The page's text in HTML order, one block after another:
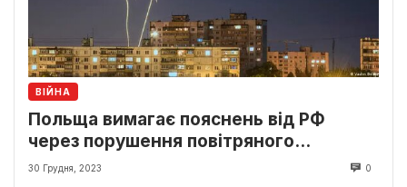
ВІЙНА
Польща вимагає пояснень від РФ
через порушення повітряного
простору
30 Грудня, 2023 0